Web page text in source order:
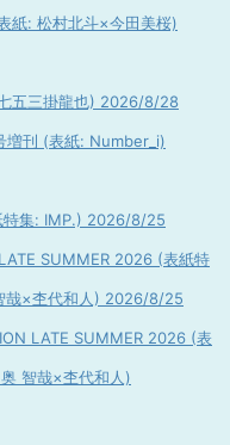
紙: 松村北斗×今田美桜)
五三掛龍也) 2026/8/28
増刊 (表紙: Number_i)
特集: IMP.) 2026/8/25
SUMMER 2026 (表紙特
哉×杢代和人) 2026/8/25
LATE SUMMER 2026 (表
智哉×杢代和人)